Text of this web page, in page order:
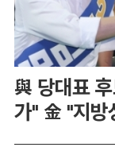
與 당대표
가" 金 "지방